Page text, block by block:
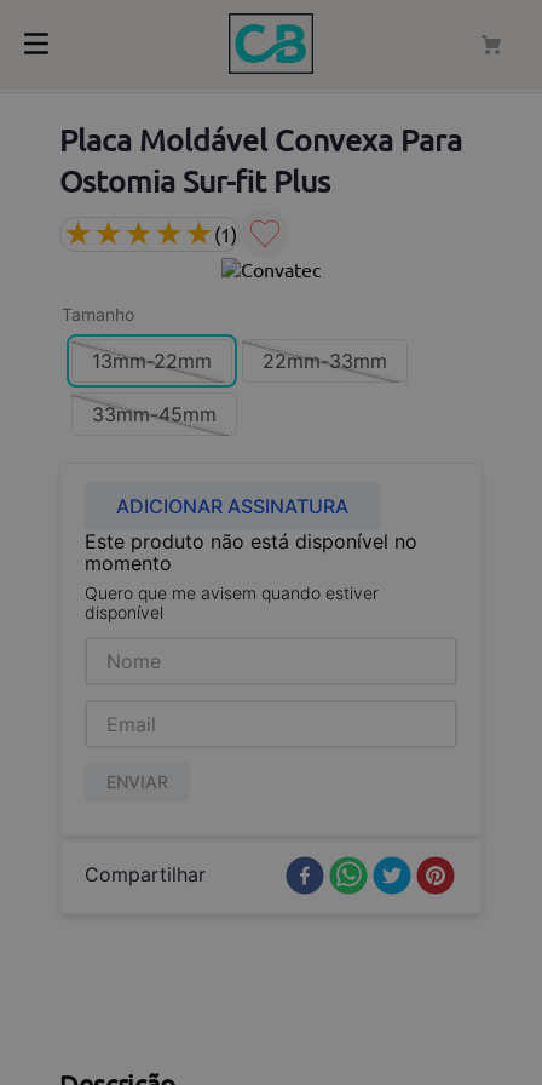
Placa Moldável Convexa Para
Ostomia Sur-fit Plus
★★★★★(1)
Tamanho
13mm-22mm 22mm-33mm
33mm-45mm
ADICIONAR ASSINATURA
Este produto não está disponível no
momento
Quero que me avisem quando estiver
disponível
ENVIAR
Compartilhar